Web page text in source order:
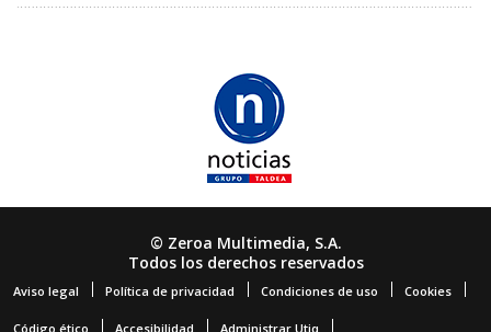
© Zeroa Multimedia, S.A.
Todos los derechos reservados
Aviso legal Política de privacidad Condiciones de uso Cookies
Código ético Accesibilidad Administrar Utiq